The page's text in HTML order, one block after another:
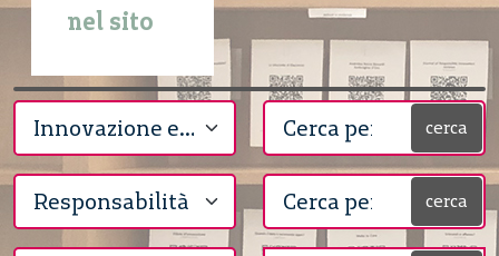
nel sito
cerca
cerca